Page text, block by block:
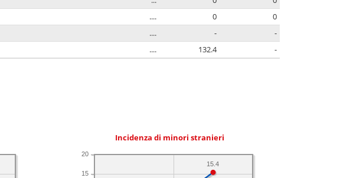
.... 0
0
.... -
-
.... 132.4 -
Incidenza di minori stranieri
15
20
15.4